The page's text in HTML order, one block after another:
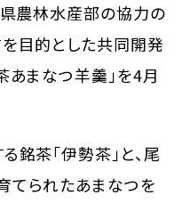
農林水産部の協力の
目的とした共同開発
あまなつ羊羹」を4月
銘茶「伊勢茶」と、尾
てられたあまなつを